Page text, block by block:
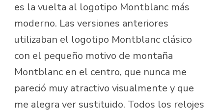
es la vuelta al logotipo Montblanc más
moderno. Las versiones anteriores
utilizaban el logotipo Montblanc clásico
con el pequeño motivo de montaña
Montblanc en el centro, que nunca me
pareció muy atractivo visualmente y que
me alegra ver sustituido. Todos los relojes